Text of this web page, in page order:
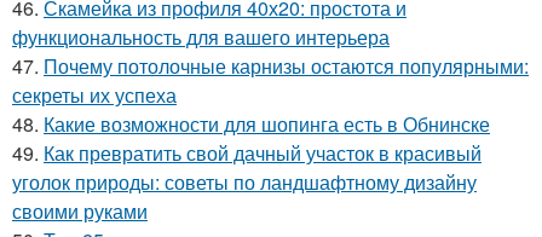
46. Скамейка из профиля 40х20: простота и
функциональность для вашего интерьера
47. Почему потолочные карнизы остаются популярными:
секреты их успеха
48. Какие возможности для шопинга есть в Обнинске
49. Как превратить свой дачный участок в красивый
уголок природы: советы по ландшафтному дизайну
своими руками